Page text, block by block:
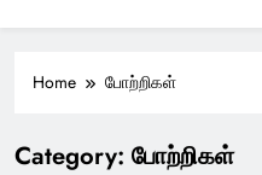
Home போற்றிகள்
Category: போற்றிகள்